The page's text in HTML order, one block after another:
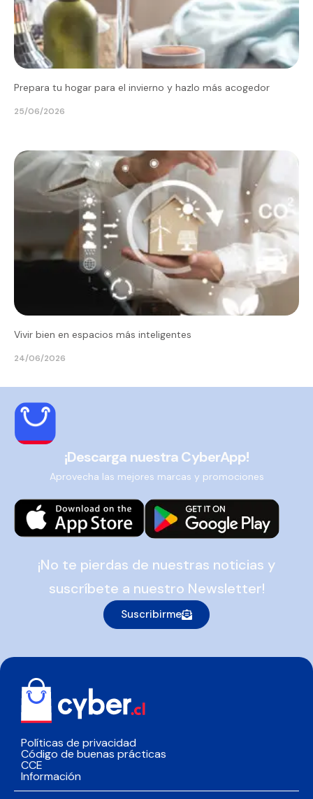
Prepara tu hogar para el invierno y hazlo más acogedor
25/06/2026
Vivir bien en espacios más inteligentes
24/06/2026
¡Descarga nuestra CyberApp!
Aprovecha las mejores marcas y promociones
¡No te pierdas de nuestras noticias y
suscríbete a nuestro Newsletter!
Suscribirme
Políticas de privacidad
Código de buenas prácticas
CCE
Información